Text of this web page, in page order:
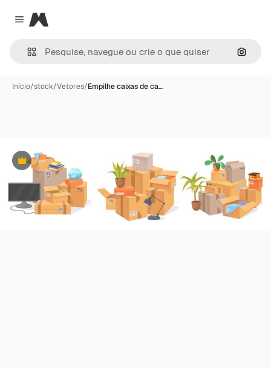
Close menu
Magnific
Início/stock/Vetores/Empilhe caixas de ca…
Premium